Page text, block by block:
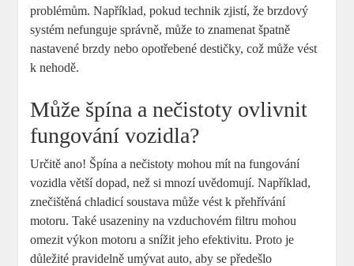
problémům. Například, pokud technik zjistí, že brzdový
systém nefunguje správně, může to znamenat špatně
nastavené brzdy nebo opotřebené destičky, což může vést
k nehodě.
Může špína a nečistoty ovlivnit
fungování vozidla?
Určitě ano! Špína a nečistoty mohou mít na fungování
vozidla větší dopad, než si mnozí uvědomují. Například,
znečištěná chladicí soustava může vést k přehřívání
motoru. Také usazeniny na vzduchovém filtru mohou
omezit výkon motoru a snížit jeho efektivitu. Proto je
důležité pravidelně umývat auto, aby se předešlo